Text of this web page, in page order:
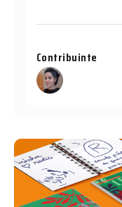
Contribuinte